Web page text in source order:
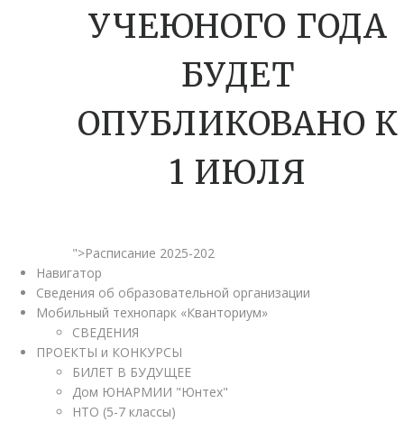
УЧЕЮНОГО ГОДА
БУДЕТ
ОПУБЛИКОВАНО К
1 ИЮЛЯ
">Расписание 2025-202
Навигатор
Сведения об образовательной организации
Мобильный технопарк «Кванториум»
СВЕДЕНИЯ
ПРОЕКТЫ и КОНКУРСЫ
БИЛЕТ В БУДУЩЕЕ
Дом ЮНАРМИИ "Юнтех"
НТО (5-7 классы)